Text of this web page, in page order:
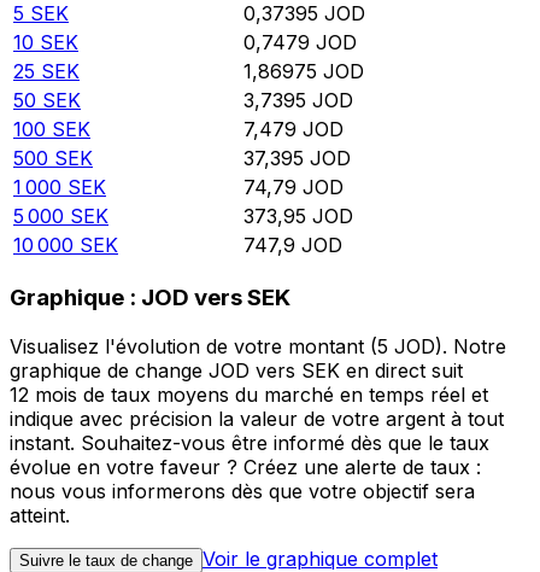
5 SEK 0,37395 JOD
10 SEK 0,7479 JOD
25 SEK 1,86975 JOD
50 SEK 3,7395 JOD
100 SEK 7,479 JOD
500 SEK 37,395 JOD
1 000 SEK 74,79 JOD
5 000 SEK 373,95 JOD
10 000 SEK 747,9 JOD
Graphique : JOD vers SEK
Visualisez l'évolution de votre montant (5 JOD). Notre
graphique de change JOD vers SEK en direct suit
12 mois de taux moyens du marché en temps réel et
indique avec précision la valeur de votre argent à tout
instant. Souhaitez-vous être informé dès que le taux
évolue en votre faveur ? Créez une alerte de taux :
nous vous informerons dès que votre objectif sera
atteint.
Suivre le taux de change Voir le graphique complet